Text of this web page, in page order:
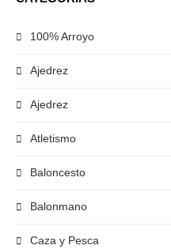
100% Arroyo
Ajedrez
Ajedrez
Atletismo
Baloncesto
Balonmano
Caza y Pesca